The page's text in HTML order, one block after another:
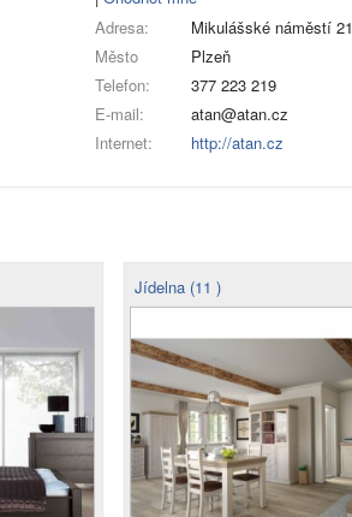
Adresa:
Mikulášské náměstí 21
Město
Plzeň
Telefon:
377 223 219
E-mail:
atan@atan.cz
Internet:
http://atan.cz
Jídelna (11 )